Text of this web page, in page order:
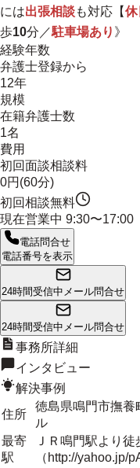
には出張相談も対応【休
歩10分／駐車場あり 》
経験年数
弁護士登録から
12年
規模
在籍弁護士数
1名
費用
初回面談相談料
0円(60分)
初回相談無料
現在営業中 9:30〜17:00
電話問合せ
電話番号を表示
24時間受信中 メール問合せ
24時間受信中 メール問合せ
事務所詳細
インタビュー
解決事例
住所
徳島県鳴門市撫養
ル
最寄
駅
ＪＲ鳴門駅より
（http://yahoo.jp/